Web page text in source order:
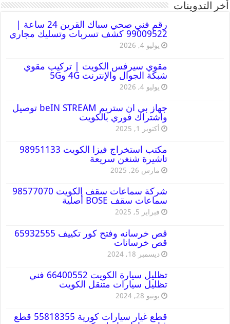
أخر التدوينات
رقم فني صحي سباك القرين 24 ساعة |
99009522 كشف تسربات وتسليك مجاري
يوليو 4, 2026
مقوي سيرفس الكويت | تركيب مقوي
شبكة الجوال والإنترنت 4G و5G
يوليو 4, 2026
جهاز بي ان ستريم beIN STREAM توصيل
واشتراك فوري بالكويت
أكتوبر 1, 2025
مكتب استخراج فيزا الكويت 98951133
تاشيرة شنغن سريعة
مارس 26, 2025
شركة سماعات سقف الكويت 98577070
سماعات سقف BOSE أصلية
فبراير 5, 2025
قص خرسانه وفتح كور تكييف 65932555
قص خرسانات
ديسمبر 18, 2024
تظليل سيارة الكويت 66400552 فني
تظليل سيارات متنقل الكويت
يونيو 28, 2024
قطع غيار سيارات كورية 55818355 قطع